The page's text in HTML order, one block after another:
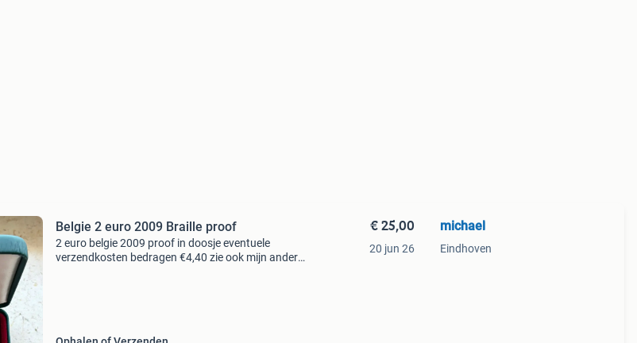
Belgie 2 euro 2009 Braille proof
2 euro belgie 2009 proof in doosje eventuele
verzendkosten bedragen €4,40 zie ook mijn andere
€ 25,00
20 jun 26
michael
Eindhoven